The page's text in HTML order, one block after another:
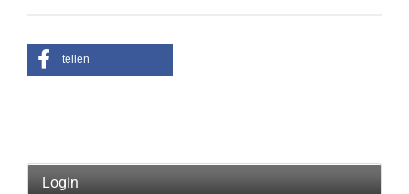
teilen
Login